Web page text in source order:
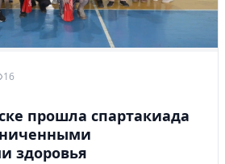
16
прошла спартакиада
здоровья